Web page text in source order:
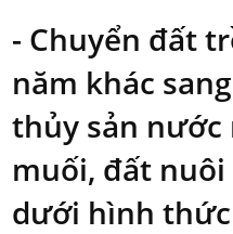
- Chuyển đất
năm khác
thủy sản nước
muối, đất
dưới hình thức